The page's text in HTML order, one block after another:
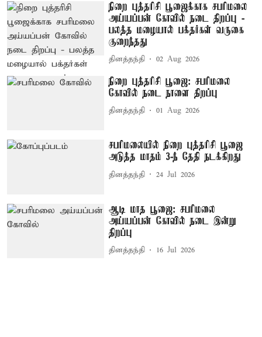
நிறை புத்தரிசி பூஜைக்காக சபரிமலை
அய்யப்பன் கோவில் நடை திறப்பு -
பலத்த மழையால் பக்தர்கள் வருகை
குறைந்தது
தினத்தந்தி 02 Aug 2026
நிறை புத்தரிசி பூஜை: சபரிமலை
கோவில் நடை நாளை திறப்பு
தினத்தந்தி 01 Aug 2026
சபரிமலையில் நிறை புத்தரிசி பூஜை
அடுத்த மாதம் 3-ந் தேதி நடக்கிறது
தினத்தந்தி 24 Jul 2026
ஆடி மாத பூஜை: சபரிமலை
அய்யப்பன் கோவில் நடை இன்று
திறப்பு
தினத்தந்தி 16 Jul 2026